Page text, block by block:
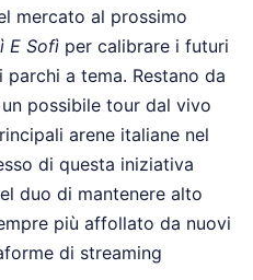
mercato al prossimo
E Sofì per calibrare i futuri
a tema. Restano da
possibile tour dal vivo
arene italiane nel
di questa iniziativa
duo di mantenere alto
più affollato da nuovi
di streaming